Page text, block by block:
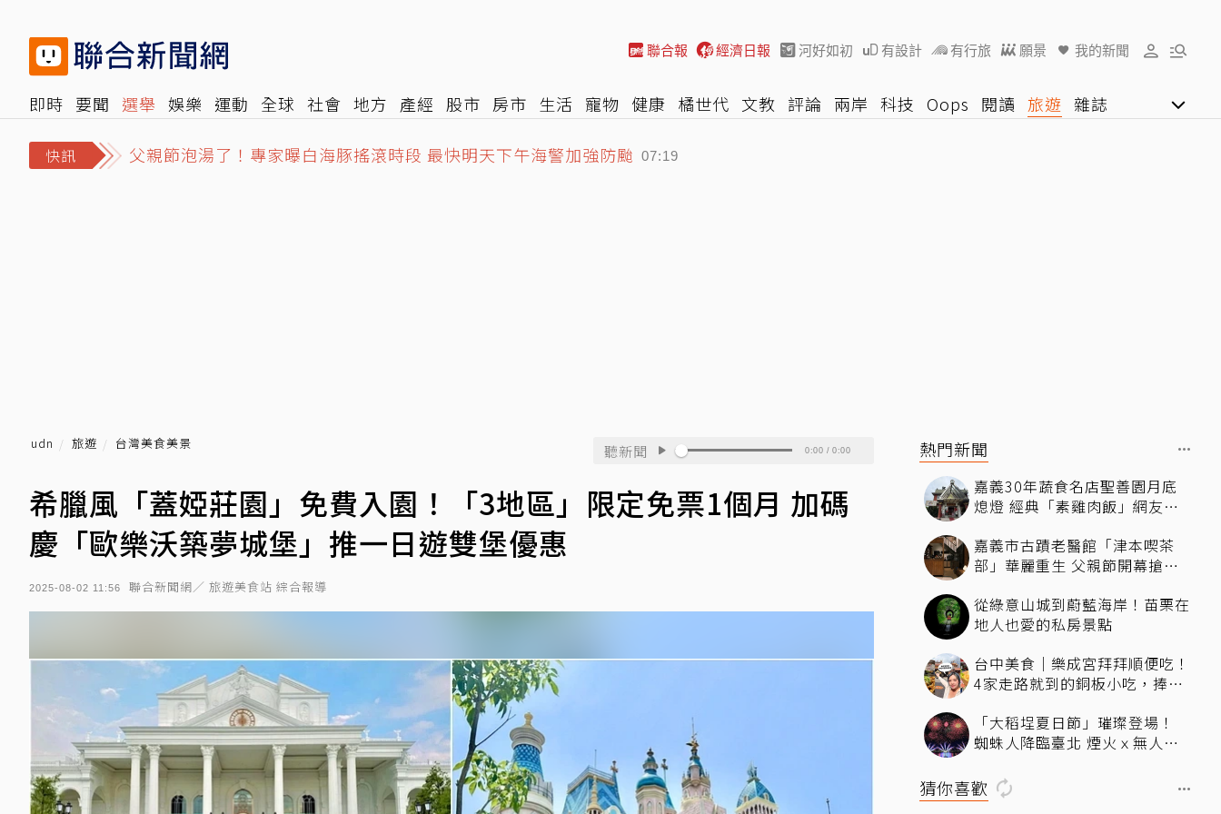
聯合報 經濟日報 河好如初 有設計 有行旅 願景 我的新聞
即時 要聞 選舉 娛樂 運動 全球 社會 地方 產經 股市 房市 生活 寵物 健康 橘世代 文教 評論 兩岸 科技 Oops 閱讀 旅遊 雜誌
快訊
父親節泡湯了！專家曝白海豚搖滾時段 最快明天下午海警加強防颱
美股道瓊連三日創高！SpaceX重挫13.6%、超微也跌7% 拖累那指 07:20
udn 旅遊 台灣美食美景 聽新聞 0:00 / 0:00
希臘風「蓋婭莊園」免費入園！「3地區」限定免票1個月 加碼
慶「歐樂沃築夢城堡」推一日遊雙堡優惠
2025-08-02 11:56 聯合新聞網／ 旅遊美食站 綜合報導
熱門新聞
嘉義30年蔬食名店聖善園月底
熄燈 經典「素雞肉飯」網友敲
嘉義市古蹟老醫館「津本喫茶
部」華麗重生 父親節開幕搶先
從綠意山城到蔚藍海岸！苗栗在
地人也愛的私房景點
台中美食｜樂成宮拜拜順便吃！
4家走路就到的銅板小吃，捧花
一次收
「大稻埕夏日節」璀璨登場！
蜘蛛人降臨臺北 煙火ｘ無人機
猜你喜歡